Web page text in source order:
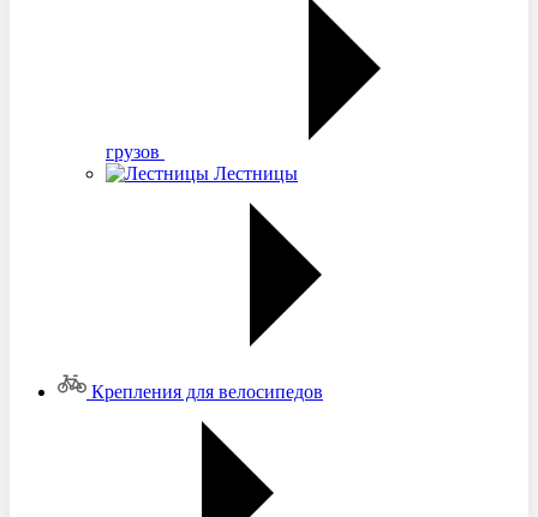
грузов
Лестницы
Крепления для велосипедов